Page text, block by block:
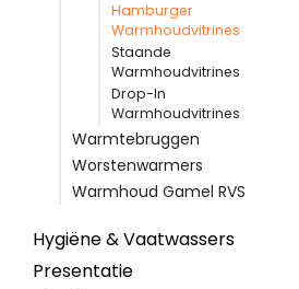
Hamburger
Warmhoudvitrines
Staande
Warmhoudvitrines
Drop-In
Warmhoudvitrines
Warmtebruggen
Worstenwarmers
Warmhoud Gamel RVS
Hygiëne & Vaatwassers
Presentatie